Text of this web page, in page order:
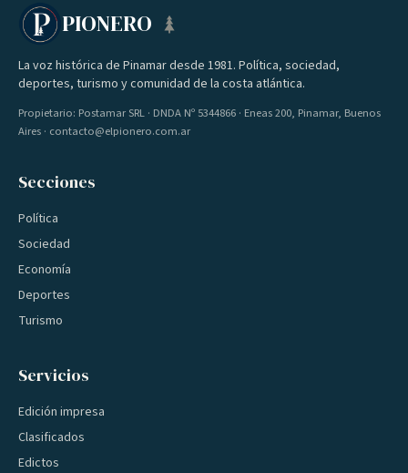
PIONERO
La voz histórica de Pinamar desde 1981. Política, sociedad,
deportes, turismo y comunidad de la costa atlántica.
Propietario: Postamar SRL · DNDA Nº 5344866 · Eneas 200, Pinamar, Buenos
Aires · contacto@elpionero.com.ar
Secciones
Política
Sociedad
Economía
Deportes
Turismo
Servicios
Edición impresa
Clasificados
Edictos